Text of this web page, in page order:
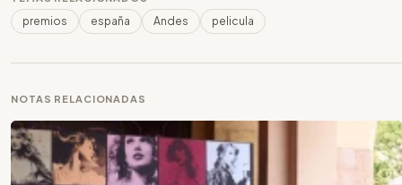
premios españa Andes pelicula
NOTAS RELACIONADAS